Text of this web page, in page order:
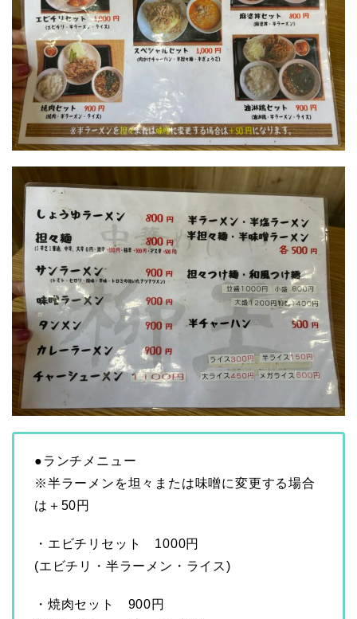
●ランチメニュー
※半ラーメンを坦々または味噌に変更する場合
は＋50円
・エビチリセット 1000円
(エビチリ・半ラーメン・ライス)
・焼肉セット 900円